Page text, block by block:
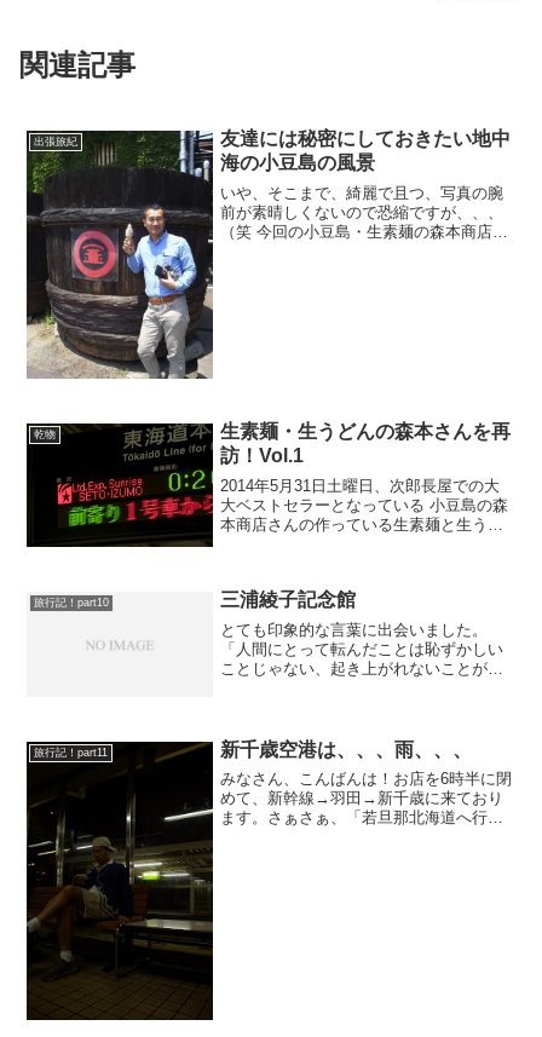
関連記事
出張旅紀
友達には秘密にしておきたい地中
海の小豆島の風景
いや、そこまで、綺麗で且つ、写真の腕
前が素晴しくないので恐縮ですが、、、
（笑 今回の小豆島・生素麺の森本商店さ
乾物
生素麺・生うどんの森本さんを再
訪！Vol.1
2014年5月31日土曜日、次郎長屋での大
大ベストセラーとなっている 小豆島の森
本商店さんの作っている生素麺と生うど
ツアーをして来...
旅行記！part10 三浦綾子記念館
とても印象的な言葉に出会いました。
「人間にとって転んだことは恥ずかしい
ことじゃない、起き上がれないことが恥
旅行記！part11 新千歳空港は、、、雨、、、
みなさん、こんばんは！お店を6時半に閉
めて、新幹線→羽田→新千歳に来ており
ます。さぁさぁ、「若旦那北海道へ行く